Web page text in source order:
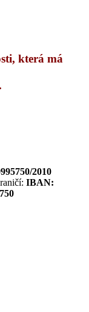
která má
2010
IBAN: